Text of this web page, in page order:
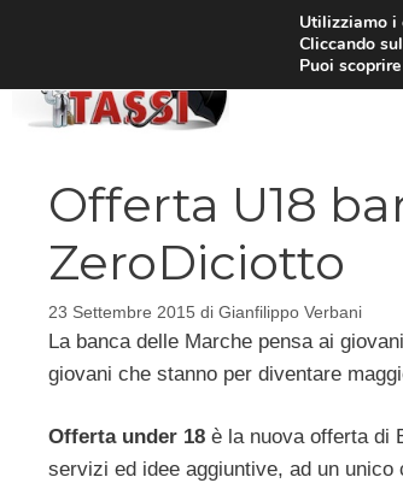
Offerta U18
ZeroDiciotto
23 Settembre 2015 di Gianfilippo Verbani
La banca delle Marche pensa ai
giovani che stanno per diventare
Offerta under 18 è la nuova offerta di
servizi ed idee aggiuntive, ad un unico
Utilizziamo i
Cliccando
Puoi